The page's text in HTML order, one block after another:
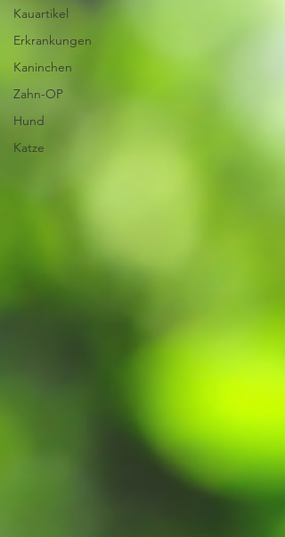
Kauartikel
Erkrankungen
Kaninchen
Zahn-OP
Hund
Katze